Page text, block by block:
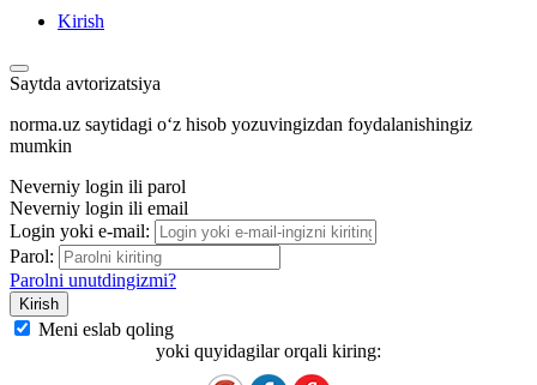
Kirish
Saytda avtorizatsiya
norma.uz saytidagi oʻz hisob yozuvingizdan foydalanishingiz
mumkin
Neverniy login ili parol
Neverniy login ili email
Login yoki e-mail:
Parol:
Parolni unutdingizmi?
Meni eslab qoling
yoki quyidagilar orqali kiring: